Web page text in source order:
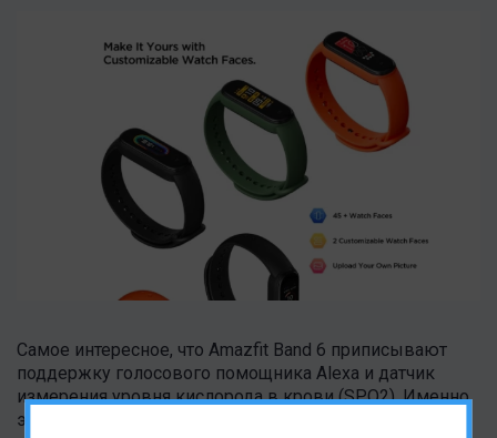
Самое интересное, что Amazfit Band 6 приписывают
поддержку голосового помощника Alexa и датчик
измерения уровня кислорода в крови (SPO2). Именно
эти фичи инсайдеры предрекали Xiaomi Mi Band 5, но